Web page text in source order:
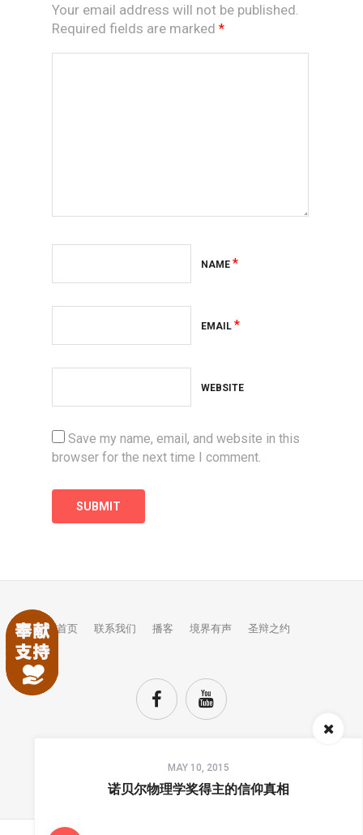
Your email address will not be published.
Required fields are marked *
NAME *
EMAIL *
WEBSITE
Save my name, email, and website in this
browser for the next time I comment.
MAY 10, 2015
诺贝尔物理学奖得主的信仰真相
首页 联系我们 播客 境界有声 圣辩之约
TOP